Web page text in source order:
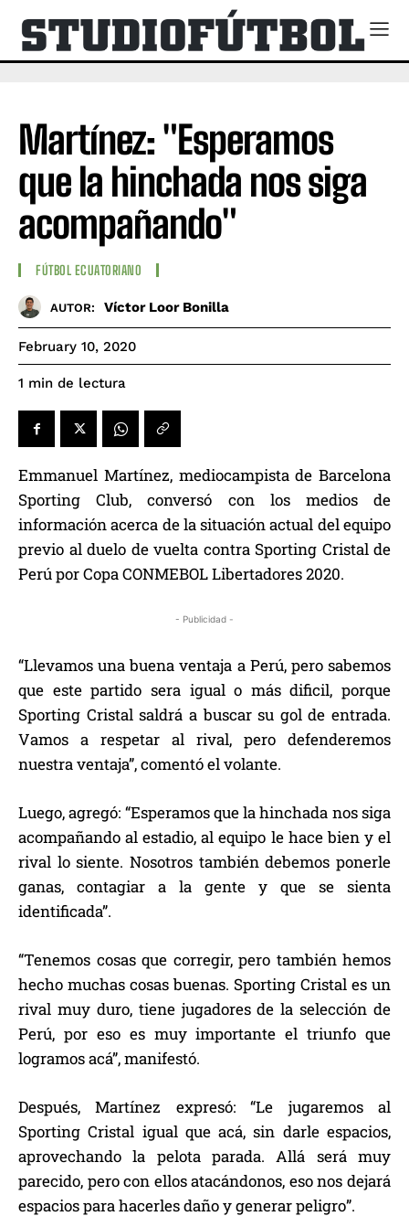
Martínez: "Esperamos
que la hinchada nos siga
acompañando"
FÚTBOL ECUATORIANO
AUTOR: Víctor Loor Bonilla
February 10, 2020
1 min de lectura
Emmanuel Martínez, mediocampista de Barcelona
Sporting Club, conversó con los medios de
información acerca de la situación actual del equipo
previo al duelo de vuelta contra Sporting Cristal de
Perú por Copa CONMEBOL Libertadores 2020.
- Publicidad -
“Llevamos una buena ventaja a Perú, pero sabemos
que este partido sera igual o más dificil, porque
Sporting Cristal saldrá a buscar su gol de entrada.
Vamos a respetar al rival, pero defenderemos
nuestra ventaja”, comentó el volante.
Luego, agregó: “Esperamos que la hinchada nos siga
acompañando al estadio, al equipo le hace bien y el
rival lo siente. Nosotros también debemos ponerle
ganas, contagiar a la gente y que se sienta
identificada”.
“Tenemos cosas que corregir, pero también hemos
hecho muchas cosas buenas. Sporting Cristal es un
rival muy duro, tiene jugadores de la selección de
Perú, por eso es muy importante el triunfo que
logramos acá”, manifestó.
Después, Martínez expresó: “Le jugaremos al
Sporting Cristal igual que acá, sin darle espacios,
aprovechando la pelota parada. Allá será muy
parecido, pero con ellos atacándonos, eso nos dejará
espacios para hacerles daño y generar peligro”.